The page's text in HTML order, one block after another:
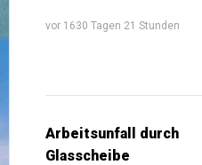
vor 1630 Tagen 21 Stunden
Arbeitsunfall durch
Glasscheibe